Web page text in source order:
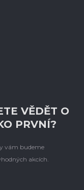
VĚDĚT O
PRVNÍ?
vám budeme
akcích.